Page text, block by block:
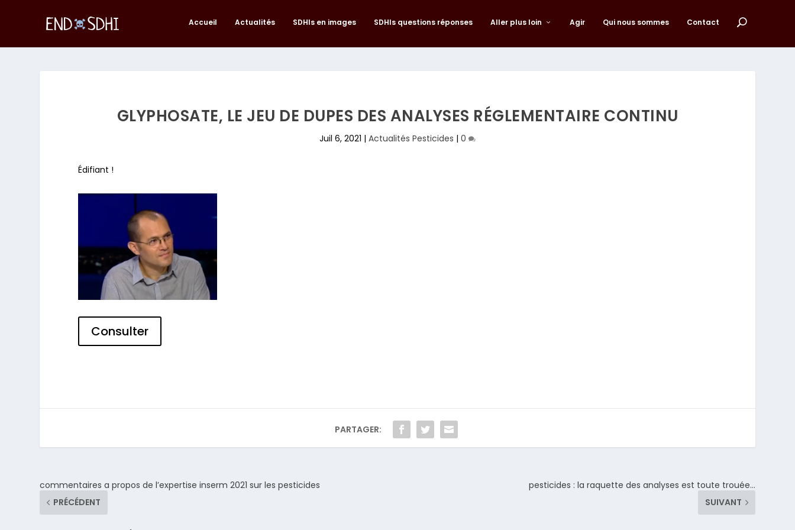
Accueil Actualités SDHIs en images SDHIs questions réponses Aller plus loin Agir Qui nous sommes Contact
GLYPHOSATE, LE JEU DE DUPES DES ANALYSES RÉGLEMENTAIRE CONTINU
Juil 6, 2021 | Actualités Pesticides | 0
Édifiant !
Consulter
PARTAGER:
commentaires a propos de l’expertise inserm 2021 sur les pesticides
PRÉCÉDENT
pesticides : la raquette des analyses est toute trouée…
SUIVANT